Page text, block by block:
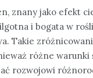
znany jako efekt
i bogata w
Takie
różne
rozwojowi